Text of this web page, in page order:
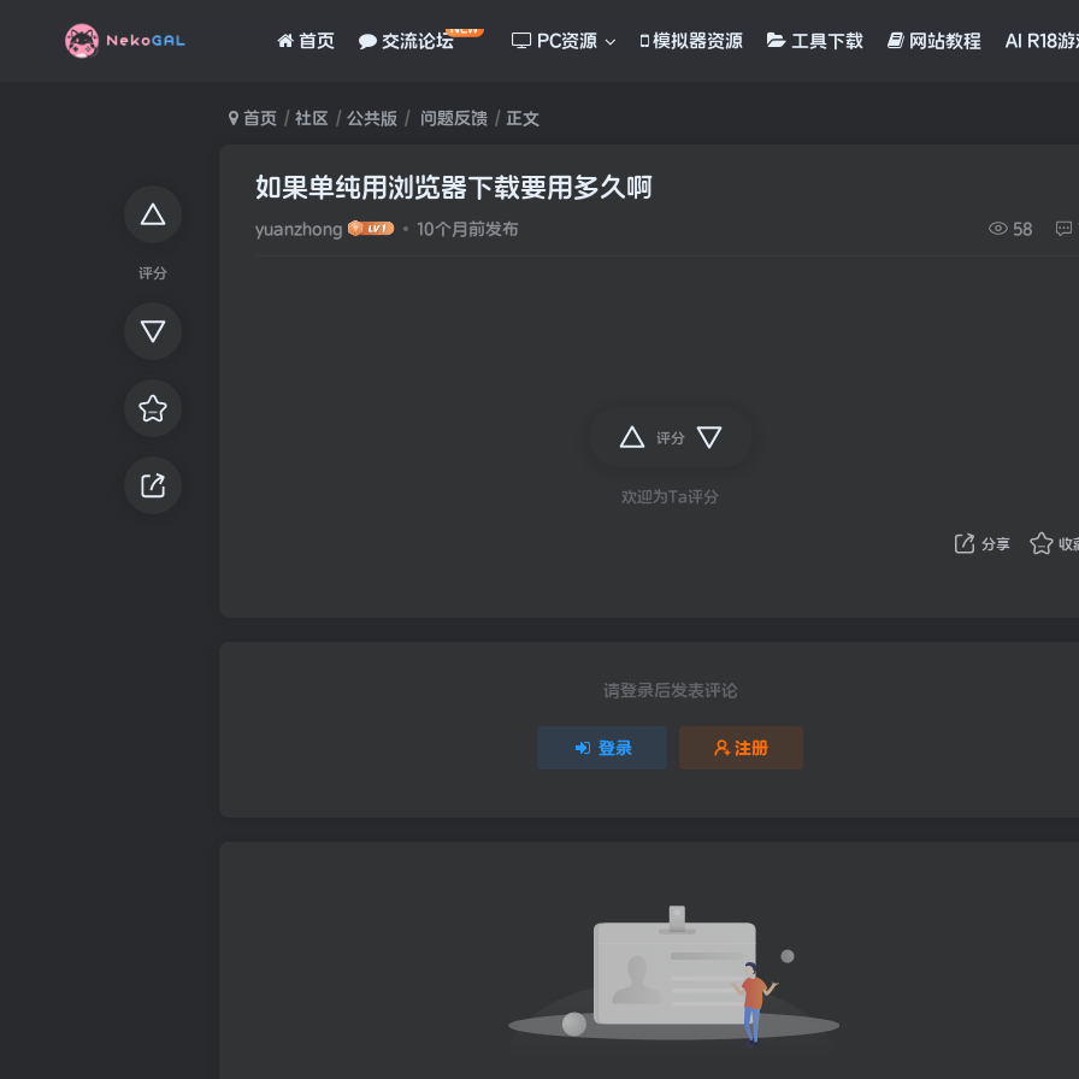
首页 交流论坛
NEW
PC资源 模拟器资源 工具下载 网站教程 AI R18
评分
首页 社区 公共版 问题反馈 正文
如果单纯用浏览器下载要用多久啊
yuanzhong 10个月前发布 58
评分
欢迎为Ta评分
分享 收
请登录后发表评论
登录 注册